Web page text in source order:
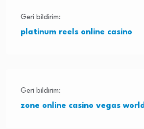
Geri bildirim:
platinum reels online casino
Geri bildirim:
zone online casino vegas world